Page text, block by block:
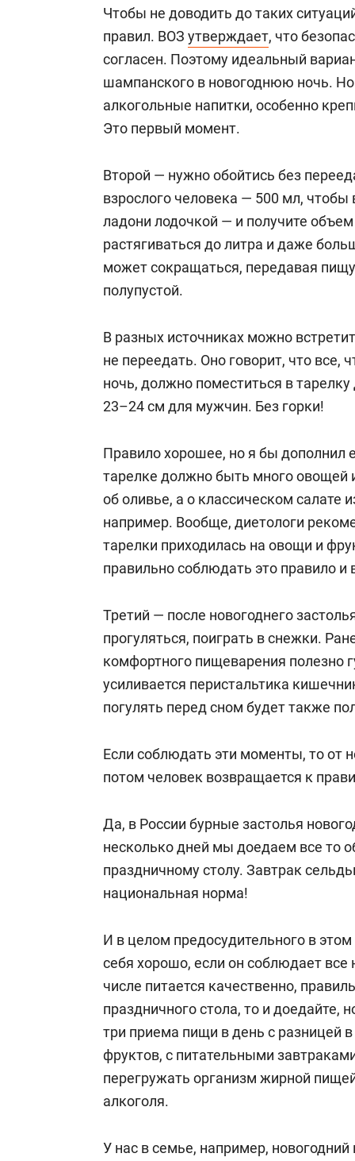
Чтобы не доводить до таких
правил. ВОЗ утверждает, что
согласен. Поэтому идеальный
шампанского в новогоднюю ночь.
алкогольные напитки, особенно
Это первый момент.
Второй — нужно обойтись без
взрослого человека — 500 мл, чтобы
ладони лодочкой — и получите
растягиваться до литра и даже
может сокращаться, передавая
полупустой.
В разных источниках можно
не переедать. Оно говорит, что
ночь, должно поместиться в
23–24 см для мужчин. Без горки!
Правило хорошее, но я бы дополнил
тарелке должно быть много овощей
об оливье, а о классическом салате
например. Вообще, диетологи
тарелки приходилась на овощи и
правильно соблюдать это правило
Третий — после новогоднего
прогуляться, поиграть в снежки.
комфортного пищеварения полезно
усиливается перистальтика
погулять перед сном будет также
Если соблюдать эти моменты, то от
потом человек возвращается к
Да, в России бурные застолья
несколько дней мы доедаем все то
праздничному столу. Завтрак
национальная норма!
И в целом предосудительного в
себя хорошо, если он соблюдает
числе питается качественно,
праздничного стола, то и доедайте,
три приема пищи в день с разницей
фруктов, с питательными
перегружать организм жирной
алкоголя.
У нас в семье, например,